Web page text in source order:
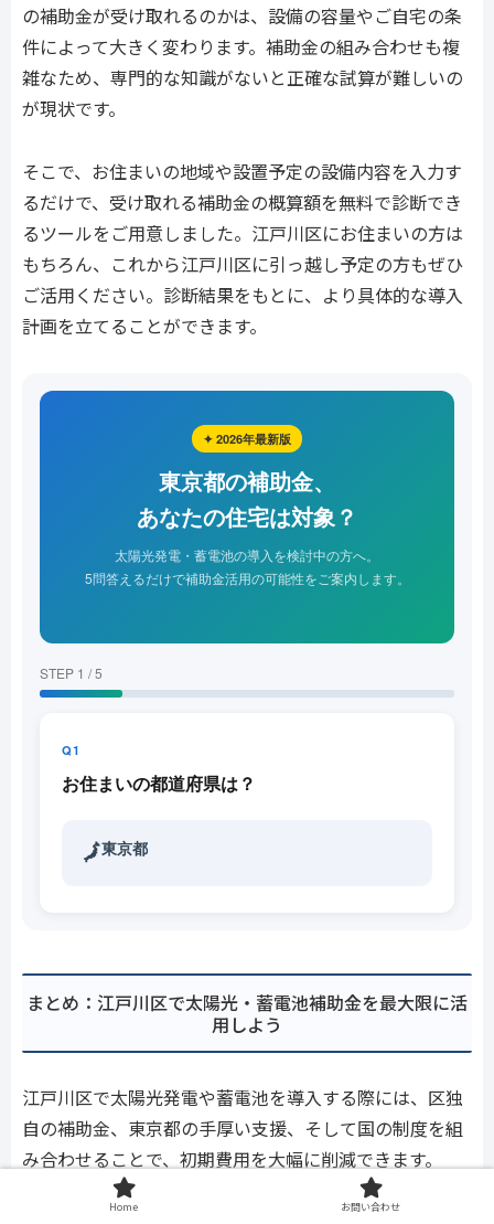
の補助金が受け取れるのかは、設備の容量やご自宅の条
件によって大きく変わります。補助金の組み合わせも複
雑なため、専門的な知識がないと正確な試算が難しいの
が現状です。
そこで、お住まいの地域や設置予定の設備内容を入力す
るだけで、受け取れる補助金の概算額を無料で診断でき
るツールをご用意しました。江戸川区にお住まいの方は
もちろん、これから江戸川区に引っ越し予定の方もぜひ
ご活用ください。診断結果をもとに、より具体的な導入
計画を立てることができます。
✦ 2026年最新版
東京都の補助金、
あなたの住宅は対象？
太陽光発電・蓄電池の導入を検討中の方へ。
5問答えるだけで補助金活用の可能性をご案内します。
STEP 1 / 5
Q1
お住まいの都道府県は？
🗾東京都
まとめ：江戸川区で太陽光・蓄電池補助金を最大限に活
用しよう
江戸川区で太陽光発電や蓄電池を導入する際には、区独
自の補助金、東京都の手厚い支援、そして国の制度を組
み合わせることで、初期費用を大幅に削減できます。
2026年も引き続き、脱炭素化と災害対策の両面から、再
Home お問い合わせ